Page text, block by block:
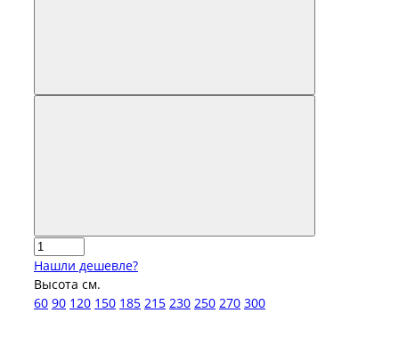
Нашли дешевле?
Высота см.
60 90 120 150 185 215 230 250 270 300